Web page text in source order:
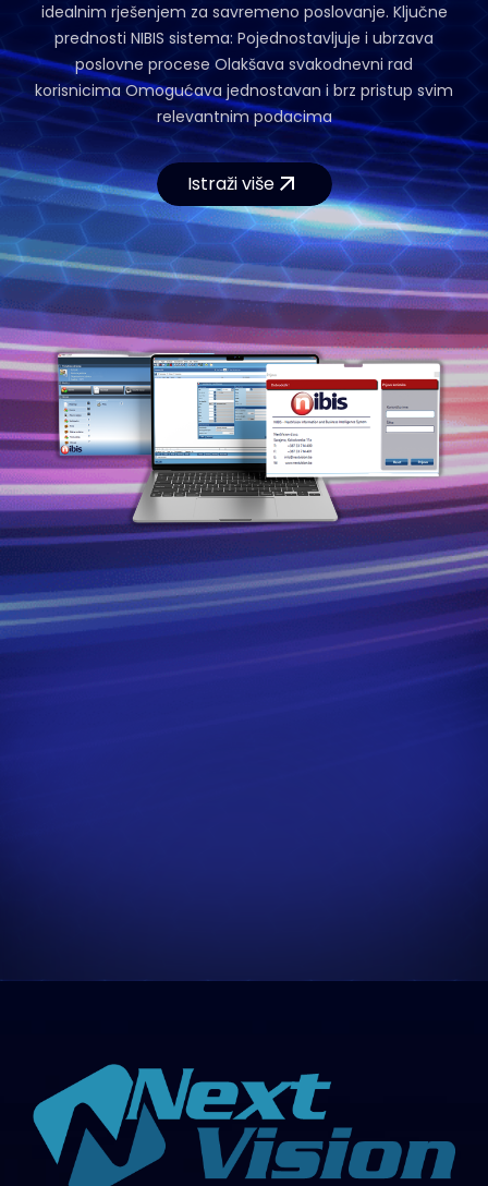
idealnim rješenjem za savremeno poslovanje. Ključne
prednosti NIBIS sistema: Pojednostavljuje i ubrzava
poslovne procese Olakšava svakodnevni rad
korisnicima Omogućava jednostavan i brz pristup svim
relevantnim podacima
Istraži više